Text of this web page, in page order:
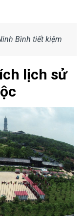
Bình tiết kiệm
lịch sử